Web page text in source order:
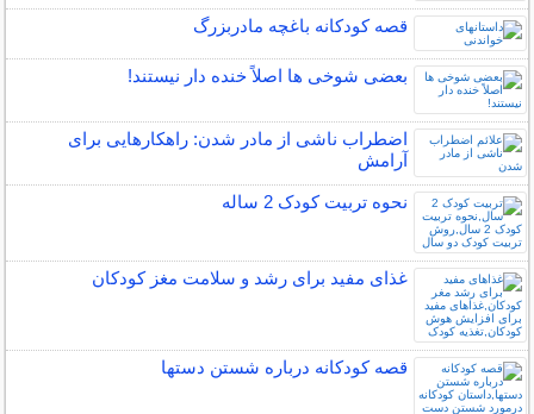
قصه کودکانه باغچه مادربزرگ
بعضی شوخی ها اصلاً خنده دار نیستند!
اضطراب ناشی از مادر شدن: راهکارهایی برای
آرامش
نحوه تربیت کودک 2 ساله
غذای مفید برای رشد و سلامت مغز کودکان
قصه کودکانه درباره شستن دستها